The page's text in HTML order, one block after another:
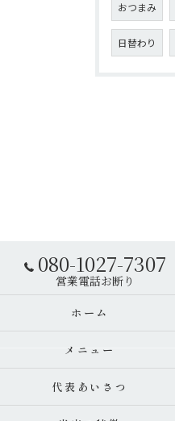
おつまみ
日替わり
080-1027-7307
ホーム
メニュー
代表あいさつ